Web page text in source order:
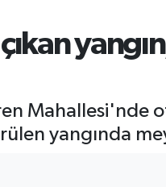
Mahallesi'nde
yangında